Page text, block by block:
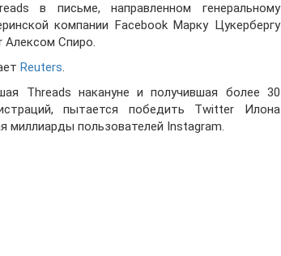
в письме, направленном генеральному
компании Facebook Марку Цукербергу
Спиро.
Reuters.
Threads накануне и получившая более 30
пытается победить Twitter Илона
миллиарды пользователей Instagram.